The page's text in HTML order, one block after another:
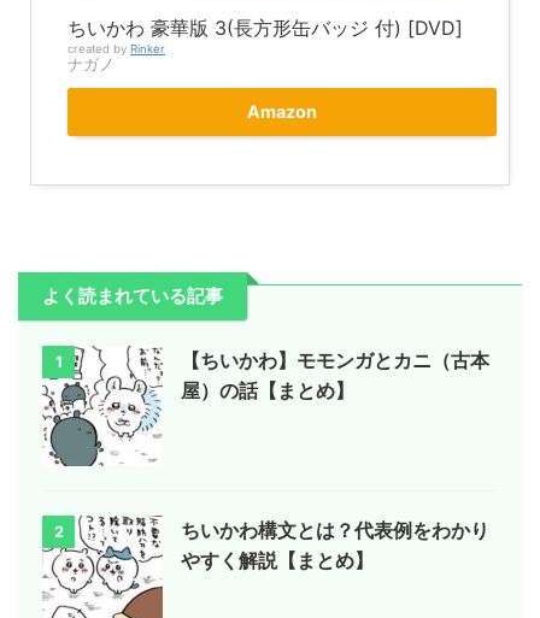
ちいかわ 豪華版 3(長方形缶バッジ 付) [DVD]
created by Rinker
ナガノ
Amazon
よく読まれている記事
1
【ちいかわ】モモンガとカニ（古本
屋）の話【まとめ】
2
ちいかわ構文とは？代表例をわかり
やすく解説【まとめ】